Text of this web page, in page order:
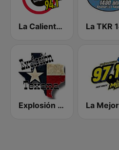
La Caliente 94.1 FM | Monterrey
Explosión Texana